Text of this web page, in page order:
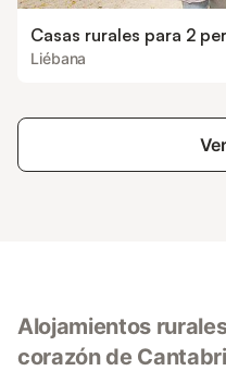
Casas rurales para 2
Liébana
Alojamientos
corazón de